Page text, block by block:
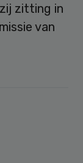
zitting in
van